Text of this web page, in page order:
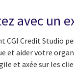
avec un
CGI Credit Studio
et aider votre
et axée sur les